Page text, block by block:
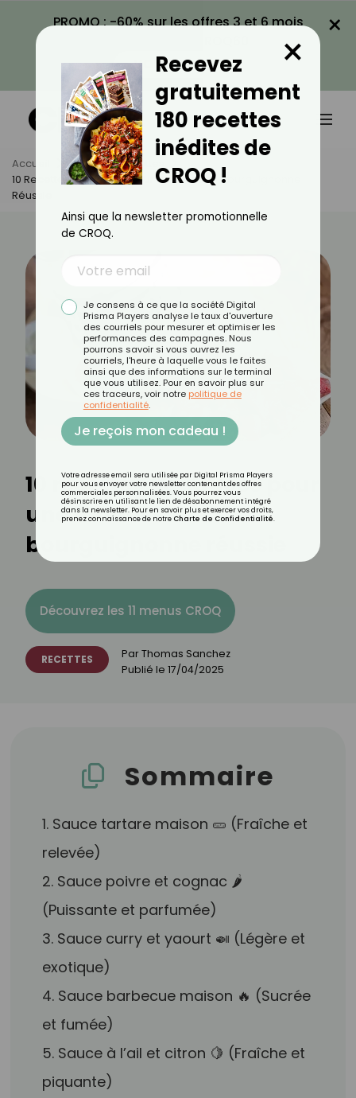
PROMO : -60% sur les offres 3 et 6 mois
VOIR LA PROMO
×
Accueil Actus
Recettes
10 Recettes De Sauces Pour Une Fondue Bourguignonne
Réussie
10 recettes de sauces pour
une fondue
bourguignonne réussie
Découvrez les 11 menus CROQ
RECETTES ParThomas Sanchez
Publié le 17/04/2025
Sommaire
1. Sauce tartare maison 🥒 (Fraîche et
relevée)
2. Sauce poivre et cognac 🌶️
(Puissante et parfumée)
3. Sauce curry et yaourt 🍛 (Légère et
exotique)
4. Sauce barbecue maison 🔥 (Sucrée
et fumée)
5. Sauce à l’ail et citron 🍋 (Fraîche et
piquante)
Recevez
gratuitement
180 recettes
inédites de
CROQ !
×
Ainsi que la newsletter promotionnelle
de CROQ.
Je consens à ce que la société Digital
Prisma Players analyse le taux d'ouverture
des courriels pour mesurer et optimiser les
performances des campagnes. Nous
pourrons savoir si vous ouvrez les
courriels, l'heure à laquelle vous le faites
ainsi que des informations sur le terminal
que vous utilisez. Pour en savoir plus sur
ces traceurs, voir notre politique de
confidentialité.
Je reçois mon cadeau !
Votre adresse email sera utilisée par Digital Prisma Players
pour vous envoyer votre newsletter contenant des offres
commerciales personnalisées. Vous pourrez vous
désinscrire en utilisant le lien de désabonnement intégré
dans la newsletter. Pour en savoir plus et exercer vos droits,
prenez connaissance de notre Charte de Confidentialité.